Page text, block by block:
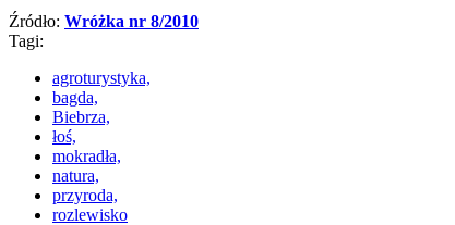
Źródło: Wróżka nr 8/2010
Tagi:
agroturystyka,
bagda,
Biebrza,
łoś,
mokradła,
natura,
przyroda,
rozlewisko